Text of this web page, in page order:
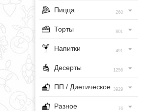
Пицца 260
Торты 801
Напитки 491
Десерты 1256
ПП / Диетическое 3929
Разное 76